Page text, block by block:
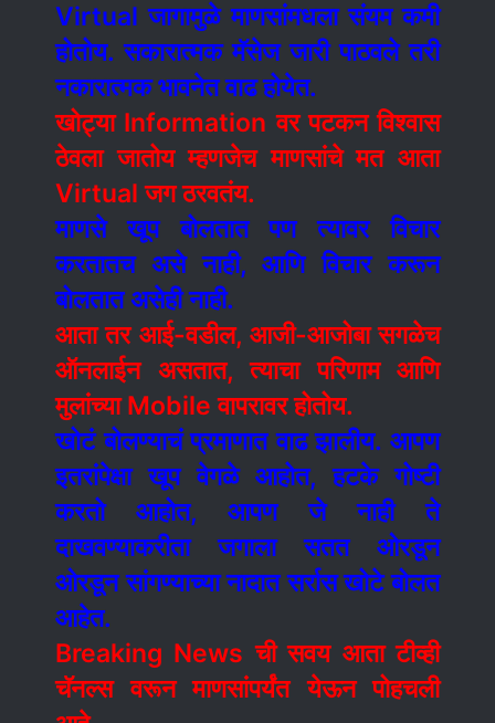
Virtual जागामुळे माणसांमधला संयम कमी
होतोय. सकारात्मक मॅसेज जारी पाठवले तरी
नकारात्मक भावनेत वाढ होयेत.
खोट्या Information वर पटकन विश्वास
ठेवला जातोय म्हणजेच माणसांचे मत आता
Virtual जग ठरवतंय.
माणसे खूप बोलतात पण त्यावर विचार
करतातच असे नाही, आणि विचार करून
बोलतात असेही नाही.
आता तर आई-वडील, आजी-आजोबा सगळेच
ऑनलाईन असतात, त्याचा परिणाम आणि
मुलांच्या Mobile वापरावर होतोय.
खोटं बोलण्याचं प्रमाणात वाढ झालीय. आपण
इतरांपेक्षा खूप वेगळे आहोत, हटके गोष्टी
करतो आहोत, आपण जे नाही ते
दाखवण्याकरीता जगाला सतत ओरडून
ओरडून सांगण्याच्या नादात सर्रास खोटे बोलत
आहेत.
Breaking News ची सवय आता टीव्ही
चॅनल्स वरून माणसांपर्यंत येऊन पोहचली